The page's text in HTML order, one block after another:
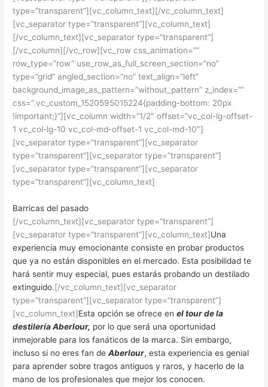
type=”transparent”][vc_column_text][/vc_column_text]
[vc_separator type=”transparent”][vc_column_text]
[/vc_column_text][vc_separator type=”transparent”]
[/vc_column][/vc_row][vc_row css_animation=””
row_type=”row” use_row_as_full_screen_section=”no”
type=”grid” angled_section=”no” text_align=”left”
background_image_as_pattern=”without_pattern” z_index=””
css=”.vc_custom_1520595015224{padding-bottom: 20px
!important;}”][vc_column width=”1/2″ offset=”vc_col-lg-offset-
1 vc_col-lg-10 vc_col-md-offset-1 vc_col-md-10″]
[vc_separator type=”transparent”][vc_separator
type=”transparent”][vc_separator type=”transparent”]
[vc_separator type=”transparent”][vc_separator
type=”transparent”][vc_column_text]
Barricas del pasado
[/vc_column_text][vc_separator type=”transparent”]
[vc_separator type=”transparent”][vc_column_text]Una
experiencia muy emocionante consiste en probar productos
que ya no están disponibles en el mercado. Esta posibilidad te
hará sentir muy especial, pues estarás probando un destilado
extinguido.[/vc_column_text][vc_separator
type=”transparent”][vc_separator type=”transparent”]
[vc_column_text]Esta opción se ofrece enel tour de la
destilería Aberlour, por lo que será una oportunidad
inmejorable para los fanáticos de la marca. Sin embargo,
incluso si no eres fan deAberlour, esta experiencia es genial
para aprender sobre tragos antiguos y raros, y hacerlo de la
mano de los profesionales que mejor los conocen.